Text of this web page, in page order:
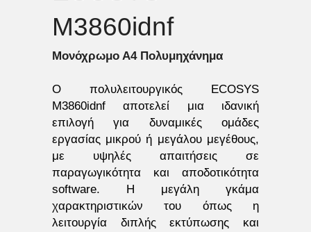
M3860idnf
Μονόχρωμο Α4 Πολυμηχάνημα
O πολυλειτουργικός ECOSYS
M3860idnf αποτελεί μια ιδανική
επιλογή για δυναμικές ομάδες
εργασίας μικρού ή μεγάλου μεγέθους,
με υψηλές απαιτήσεις σε
παραγωγικότητα και αποδοτικότητα
software. Η μεγάλη γκάμα
χαρακτηριστικών του όπως η
λειτουργία διπλής εκτύπωσης και